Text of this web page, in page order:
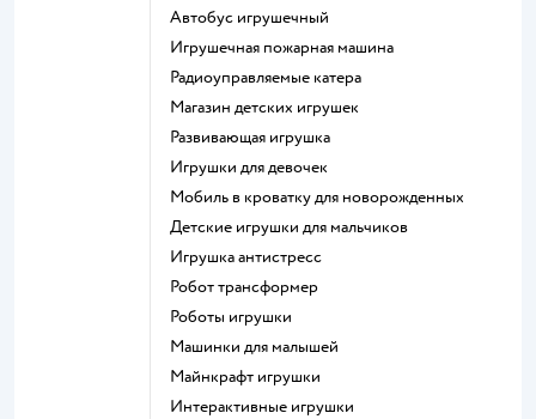
Автобус игрушечный
Игрушечная пожарная машина
Радиоуправляемые катера
Магазин детских игрушек
Развивающая игрушка
Игрушки для девочек
Мобиль в кроватку для новорожденных
Детские игрушки для мальчиков
Игрушка антистресс
Робот трансформер
Роботы игрушки
Машинки для малышей
Майнкрафт игрушки
Интерактивные игрушки